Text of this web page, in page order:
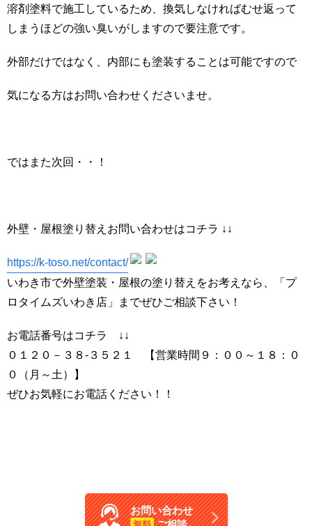
溶剤塗料で施工しているため、換気しなければむせ返って
しまうほどの強い臭いがしますので要注意です。
外部だけではなく、内部にも塗装することは可能ですので
気になる方はお問い合わせくださいませ。
ではまた次回・・！
外壁・屋根塗り替えお問い合わせはコチラ ↓↓
https://k-toso.net/contact/
いわき市で外壁塗装・屋根の塗り替えをお考えなら、「プ
ロタイムズいわき店」までぜひご相談下さい！
お電話番号はコチラ ↓↓
０１２０－３８-３５２１ 【営業時間９：００～１８：０
０（月～土）】
ぜひお気軽にお電話ください！！
お問い合わせ